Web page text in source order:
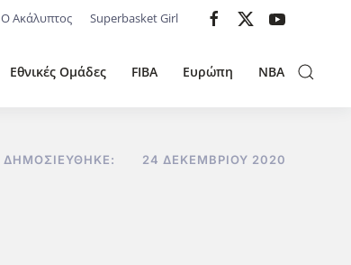
Ο Ακάλυπτος Superbasket Girl
Εθνικές Ομάδες FIBA Ευρώπη NBA
ΔΗΜΟΣΙΕΎΘΗΚΕ: 24 ΔΕΚΕΜΒΡΊΟΥ 2020